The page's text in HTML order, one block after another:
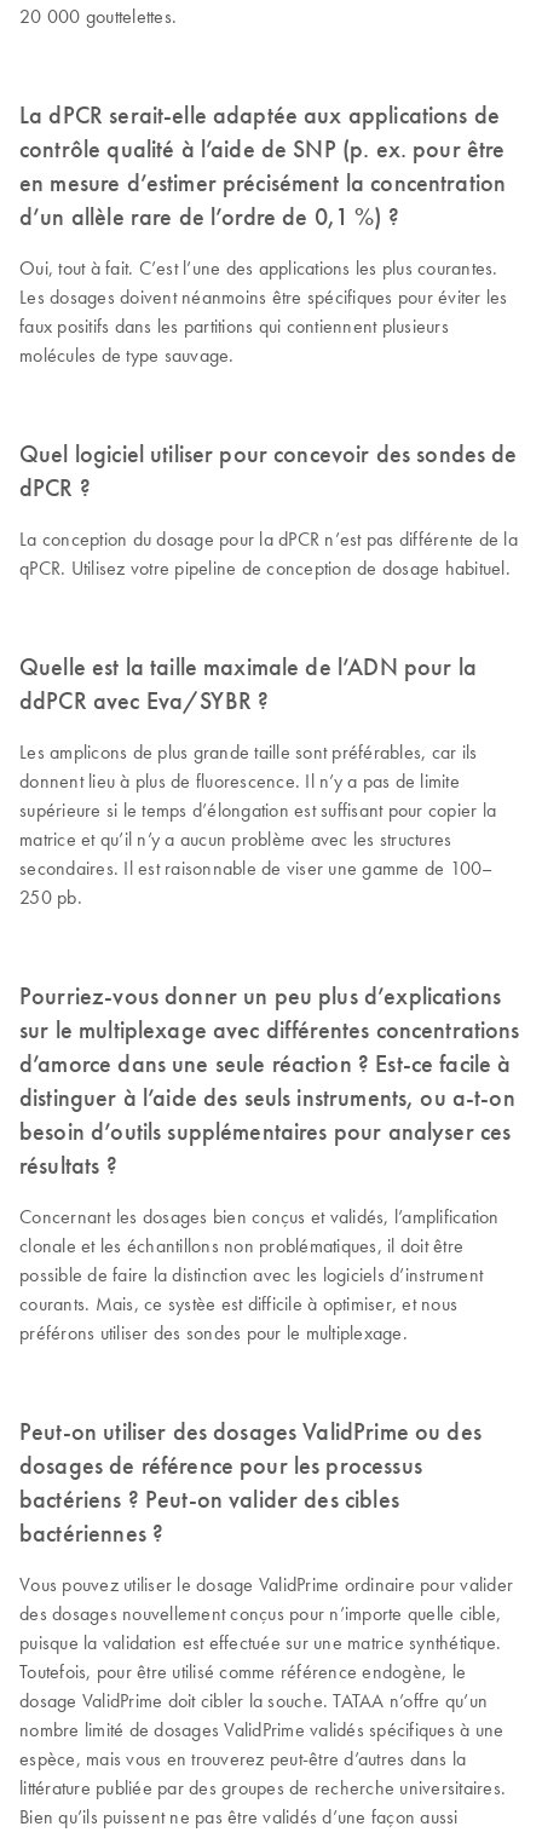
20 000 gouttelettes.
La dPCR serait-elle adaptée aux applications de
contrôle qualité à l’aide de SNP (p. ex. pour être
en mesure d’estimer précisément la concentration
d’un allèle rare de l’ordre de 0,1 %) ?
Oui, tout à fait. C’est l’une des applications les plus courantes.
Les dosages doivent néanmoins être spécifiques pour éviter les
faux positifs dans les partitions qui contiennent plusieurs
molécules de type sauvage.
Quel logiciel utiliser pour concevoir des sondes de
dPCR ?
La conception du dosage pour la dPCR n’est pas différente de la
qPCR. Utilisez votre pipeline de conception de dosage habituel.
Quelle est la taille maximale de l’ADN pour la
ddPCR avec Eva/SYBR ?
Les amplicons de plus grande taille sont préférables, car ils
donnent lieu à plus de fluorescence. Il n’y a pas de limite
supérieure si le temps d’élongation est suffisant pour copier la
matrice et qu’il n’y a aucun problème avec les structures
secondaires. Il est raisonnable de viser une gamme de 100–
250 pb.
Pourriez-vous donner un peu plus d’explications
sur le multiplexage avec différentes concentrations
d’amorce dans une seule réaction ? Est-ce facile à
distinguer à l’aide des seuls instruments, ou a-t-on
besoin d’outils supplémentaires pour analyser ces
résultats ?
Concernant les dosages bien conçus et validés, l’amplification
clonale et les échantillons non problématiques, il doit être
possible de faire la distinction avec les logiciels d’instrument
courants. Mais, ce systèe est difficile à optimiser, et nous
préférons utiliser des sondes pour le multiplexage.
Peut-on utiliser des dosages ValidPrime ou des
dosages de référence pour les processus
bactériens ? Peut-on valider des cibles
bactériennes ?
Vous pouvez utiliser le dosage ValidPrime ordinaire pour valider
des dosages nouvellement conçus pour n’importe quelle cible,
puisque la validation est effectuée sur une matrice synthétique.
Toutefois, pour être utilisé comme référence endogène, le
dosage ValidPrime doit cibler la souche. TATAA n’offre qu’un
nombre limité de dosages ValidPrime validés spécifiques à une
espèce, mais vous en trouverez peut-être d’autres dans la
littérature publiée par des groupes de recherche universitaires.
Bien qu’ils puissent ne pas être validés d’une façon aussi